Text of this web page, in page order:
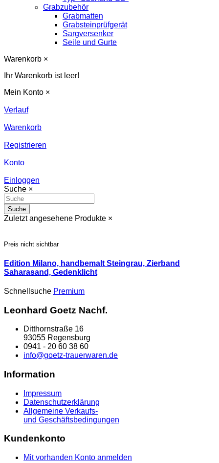
Grabzubehör
Grabmatten
Grabsteinprüfgerät
Sargversenker
Seile und Gurte
Warenkorb ×
Ihr Warenkorb ist leer!
Mein Konto ×
Verlauf
Warenkorb
Registrieren
Konto
Einloggen
Suche ×
Suche
Zuletzt angesehene Produkte ×
Preis nicht sichtbar
Edition Milano, handbemalt Steingrau, Zierband
Saharasand, Gedenklicht
Schnellsuche Premium
Leonhard Goetz Nachf.
Ditthornstraße 16
93055 Regensburg
0941 - 20 60 38 60
info@goetz-trauerwaren.de
Information
Impressum
Datenschutzerklärung
Allgemeine Verkaufs-
und Geschäftsbedingungen
Kundenkonto
Mit vorhanden Konto anmelden